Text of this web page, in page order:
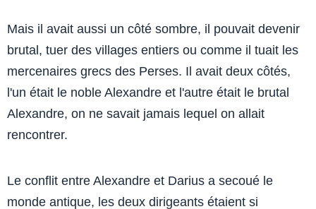
Mais il avait aussi un côté sombre, il pouvait devenir
brutal, tuer des villages entiers ou comme il tuait les
mercenaires grecs des Perses. Il avait deux côtés,
l'un était le noble Alexandre et l'autre était le brutal
Alexandre, on ne savait jamais lequel on allait
rencontrer.
Le conflit entre Alexandre et Darius a secoué le
monde antique, les deux dirigeants étaient si